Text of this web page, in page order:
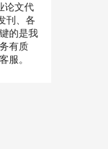
论文代
刊、各
的是我
有质
服。